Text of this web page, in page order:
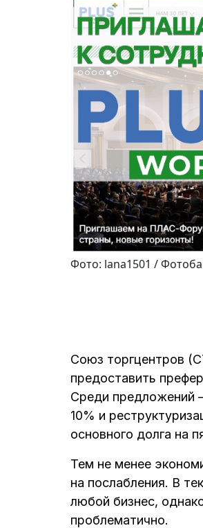
Фото: lana1501 /
Союз торгцентров
предоставить
Среди предложений
10% и
основного долга на
Тем не менее
на послабления. В
любой бизнес,
проблематично.